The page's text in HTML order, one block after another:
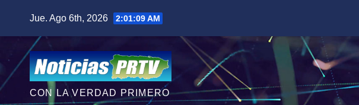
contenido
Jue. Ago 6th, 2026 2:01:11 AM
CON LA VERDAD PRIMERO